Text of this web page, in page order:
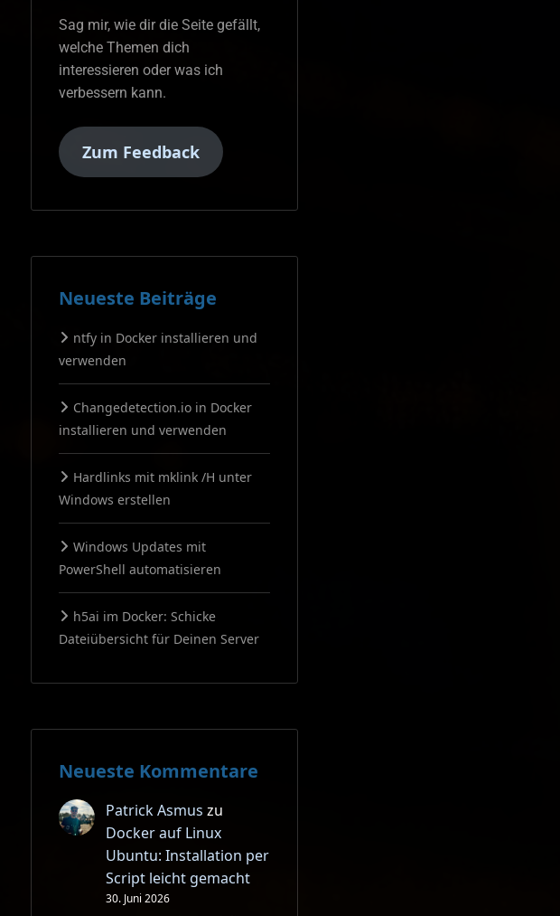
Sag mir, wie dir die Seite gefällt,
welche Themen dich
interessieren oder was ich
verbessern kann.
Zum Feedback
Neueste Beiträge
ntfy in Docker installieren und
verwenden
Changedetection.io in Docker
installieren und verwenden
Hardlinks mit mklink /H unter
Windows erstellen
Windows Updates mit
PowerShell automatisieren
h5ai im Docker: Schicke
Dateiübersicht für Deinen Server
Neueste Kommentare
Patrick Asmus zu
Docker auf Linux
Ubuntu: Installation per
Script leicht gemacht
30. Juni 2026